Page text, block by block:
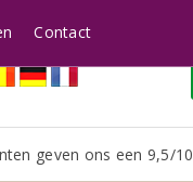
geven ons een 9,5/10
Contact